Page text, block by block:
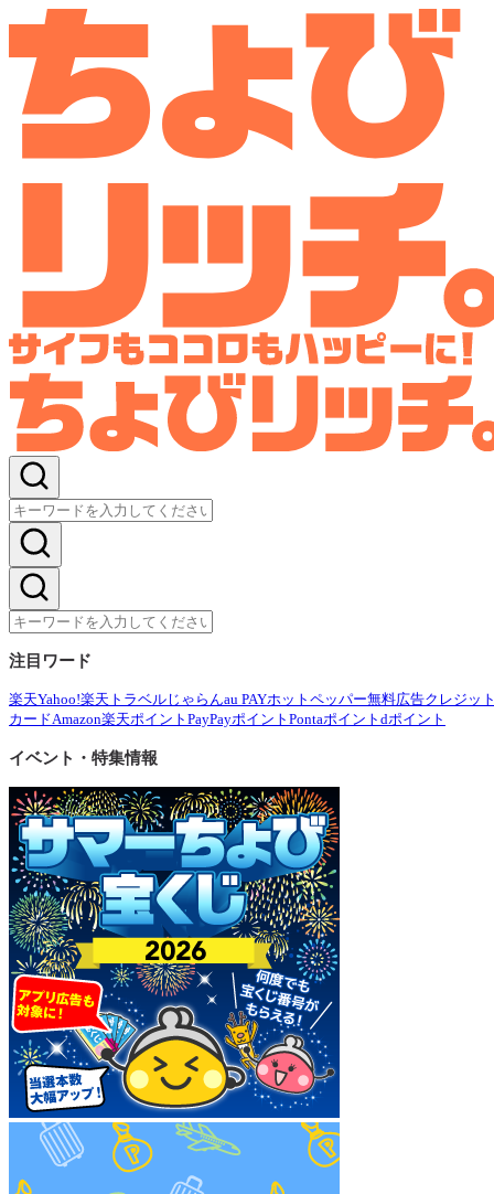
注目ワード
楽天Yahoo!楽天トラベル じゃらんau PAYホットペッパー無料広告クレジッ
カードAmazon楽天ポイント PayPayポイント Pontaポイント dポイント
イベント・特集情報